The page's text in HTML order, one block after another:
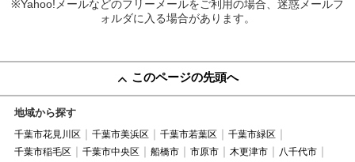
※Yahoo!メールなどのフリーメールをご利用の場合、迷惑メールフ
ォルダに入る場合があります。
このページの先頭へ
地域から探す
千葉市花見川区 千葉市美浜区 千葉市若葉区
千葉市緑区
千葉市稲毛区
千葉市中央区 船橋市 市原市 木更津市
八千代市